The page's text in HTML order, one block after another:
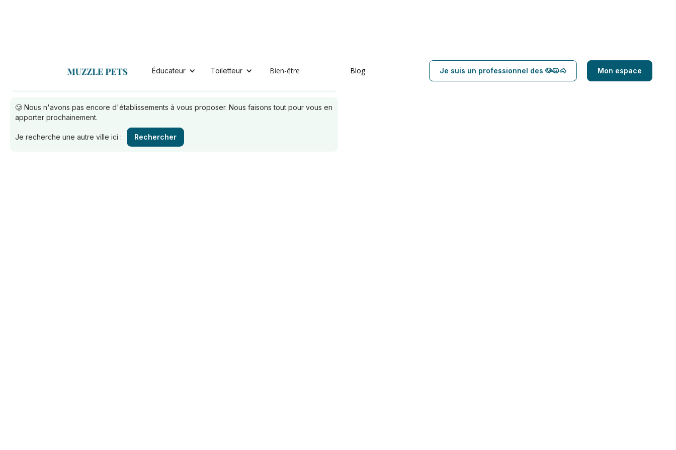
Éducateur Toiletteur Bien-être Blog Je suis un professionnel des 🐶🐱🐴 Mon espace
🥲 Nous n'avons pas encore d'établissements à vous proposer. Nous faisons tout pour vous en
apporter prochainement.
Je recherche une autre ville ici : Rechercher